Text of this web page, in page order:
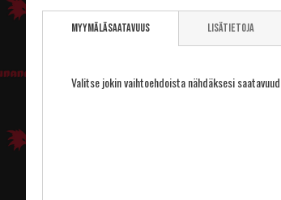
to
Myymäläsaatavuus
Valitse jokin vaihtoehdoista nähdäksesi
Lisätietoja